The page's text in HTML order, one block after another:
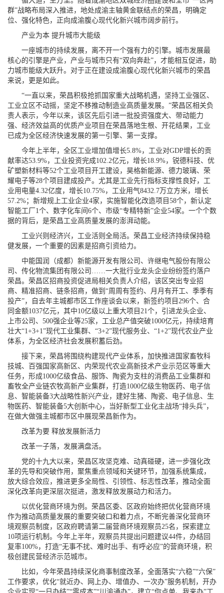
群”战略布局深入推进，地处成渝主轴黄金联结点的荣昌，明确定
位、强化特色，正向成渝腹心现代化新兴城市阔步前行。
产业为本 提升城市大能级
一座城市的持续发展，离不开一个强有力的引擎。城市发展最
核心的引擎是产业，产业与城市只有“双向奔赴”，才能相互促进，助
力城市能级大跃升。对于正在建设成渝腹心现代化新兴城市的荣昌
来说，更是如此。
“一直以来，荣昌积极抢抓国家重大战略机遇，坚持工业强区、
工业立区不动摇，坚定不移推动制造业高质量发展。”荣昌区相关负
责人表示，今年以来，该区先后引进一批投资强度大、带动能力
强、经济效益高的优质产业项目在荣昌落地生根、开花结果，工业
已成为全区经济快速发展的第一引擎、第一支撑。
今年上半年，全区工业增加值增长5.8%，工业对GDP增长的贡
献率达53.9%，工业投资完成102.2亿元，增长18.9%，锐德科技、优
矿塑新材料等52个工业项目开工建设，昊格新能源、德力玻璃、荣
耀电子等28个项目建成投产。尤其是工业先行指标支撑性良好，工
业用电量4.32亿度，增长10.75%，工业用气8432.7万立方米，增长
57.2%；新增规上工业企业4家，实施智能化改造项目58个，新认定
智能工厂1个、数字化车间6个、市级“专精特新”企业54家。一个个数
据的背后，是荣昌工业高质量发展的澎湃动能。
工业兴则经济兴，工业活则全局活。荣昌工业经济持续保持稳
健发展，一个重要的因素是招商引资给力。
中能国润（成都）新能源开发有限公司、许继电气股份有限公
司、传化物流集团有限公司……一大批行业龙头企业纷纷签约落户
荣昌。荣昌区招商投资促进局相关负责人介绍，该区突出专业招
商、精准招商、链条招商，做到“周周有签约、月月有开工、季季有
投产”，自去年主城都市区工作座谈会以来，新签约项目296个、合
同金额1037亿元，其中10亿级以上重大项目21个，引进龙头企业、
上市公司、500强企业等25家，工业总产值突破1000亿元，持续培育
壮大“1+3+1”现代工业集群、“3+2”现代服务业、“1+2”现代农业产业
体系，为全区经济社会发展积蓄后劲。
接下来，荣昌将围绕构建现代产业体系，加快推进国家畜牧科
技城、百强国家高新区、内荣现代农业高新技术产业示范区等重大
任务，形成1000亿级食品、服饰、陶瓷为支柱的消费品工业集群和
畜牧全产业链农牧高新产业集群，打造1000亿级生物医药、电子信
息、智能装备3大战略性新兴产业，建好生猪、陶瓷、电子信息、生
物医药、智能装备5大创新中心，当好新型工业化主战场“排头兵”，
在做大做强主城都市区中展现荣昌新作为。
改革为要 释放发展新活力
改革一子落，发展满盘活。
党的十九大以来，荣昌区攻坚克难、动真碰硬，进一步强化改
革的先导和突破作用，聚焦重点领域和关键环节，加强系统集成，
放大综合效应，推进更多全局性、引领性、标志性改革，推动全面
深化改革向更深层次挺进，激发释放发展动力和活力。
以优化营商环境为例。荣昌区委、区政府始终把优化营商环境
作为推动高质量发展的重要突破口和着力点，不断完善深化营商环
境观察员制度，区政府聘请第二届营商环境观察员25名，探索建立
10项运行机制。今年上半年，观察员共提出问题建议44件，办结回
复率100%，打造“无事不扰、难时出手、有呼必应”的营商环境，积
极创建民营经济示范城市。
比如，今年荣昌持续深化商事制度改革，全面落实“六稳”“六保”
工作要求，优化“就近办、网上办、增值办、一次办”服务机制，开办
企业实现“一日办结”“零成本”“川渝通办”，建立“你点单、我来办”工